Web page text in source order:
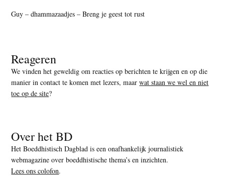
Guy – dhammazaadjes – Breng je geest tot rust
Reageren
We vinden het geweldig om reacties op berichten te krijgen en op die
manier in contact te komen met lezers, maarwat staan we wel en niet
toe op de site?
Over het BD
Het Boeddhistisch Dagblad is een onafhankelijk journalistiek
webmagazine over boeddhistische thema’s en inzichten.
Lees ons colofon.